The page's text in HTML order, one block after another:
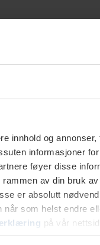
innhold og
informasjoner
føyer disse
av din bruk av
er absolutt
som helst endre
på vår